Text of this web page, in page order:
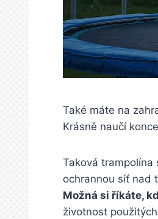
Také máte na
Krásně naučí
Taková trampolína
ochrannou síť nad
Možná si říkáte,
životnost